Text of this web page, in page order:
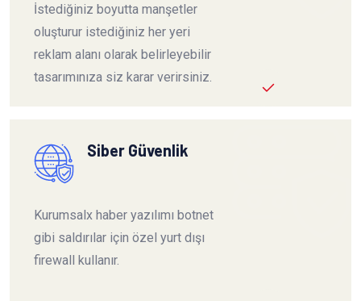
İstediğiniz boyutta manşetler
oluşturur istediğiniz her yeri
reklam alanı olarak belirleyebilir
tasarımınıza siz karar verirsiniz.
Siber Güvenlik
Kurumsalx haber yazılımı botnet
gibi saldırılar için özel yurt dışı
firewall kullanır.